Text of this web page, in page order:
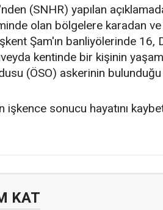
(SNHR) yapılan
olan bölgelere karadan
Şam'ın banliyölerinde
kentinde bir kişinin
(ÖSO) askerinin
işkence sonucu hayatını
KAT